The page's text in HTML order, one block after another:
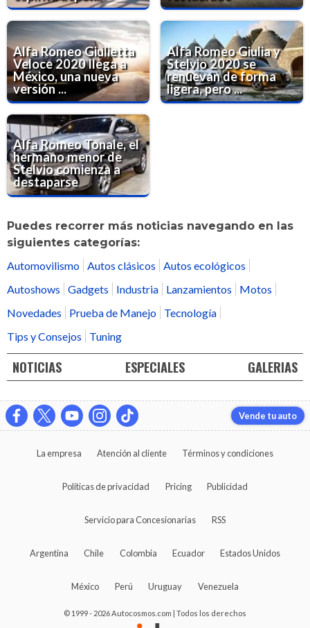
Alfa Romeo Giulietta
Veloce 2020 llega a
México, una nueva
versión ...
Alfa Romeo Giulia y
Stelvio 2020 se
renuevan de forma
ligera, pero ...
Alfa Romeo Tonale, el
hermano menor de
Stelvio comienza a
destaparse
Puedes recorrer más noticias navegando en las
siguientes categorías:
Automovilismo
Autos clásicos
Autos ecológicos
Autoshows
Gadgets Industria Lanzamientos
Motos
Novedades
Prueba de Manejo
Tecnología
Tips y Consejos
Tuning
NOTICIAS ESPECIALES GALERIAS
Vende tu auto
La empresa Atención al cliente Términos y condiciones
Políticas de privacidad Pricing Publicidad
Servicio para Concesionarias RSS
Argentina Chile Colombia Ecuador Estados Unidos
México Perú Uruguay Venezuela
© 1999 - 2026 Autocosmos.com | Todos los derechos